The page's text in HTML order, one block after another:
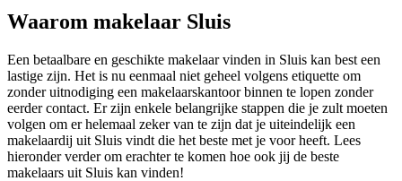
Waarom makelaar Sluis
Een betaalbare en geschikte makelaar vinden in Sluis kan best een
lastige zijn. Het is nu eenmaal niet geheel volgens etiquette om
zonder uitnodiging een makelaarskantoor binnen te lopen zonder
eerder contact. Er zijn enkele belangrijke stappen die je zult moeten
volgen om er helemaal zeker van te zijn dat je uiteindelijk een
makelaardij uit Sluis vindt die het beste met je voor heeft. Lees
hieronder verder om erachter te komen hoe ook jij de beste
makelaars uit Sluis kan vinden!